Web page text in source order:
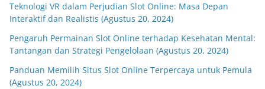
Teknologi VR dalam Perjudian Slot Online: Masa Depan
Interaktif dan Realistis (Agustus 20, 2024)
Pengaruh Permainan Slot Online terhadap Kesehatan Mental:
Tantangan dan Strategi Pengelolaan (Agustus 20, 2024)
Panduan Memilih Situs Slot Online Terpercaya untuk Pemula
(Agustus 20, 2024)